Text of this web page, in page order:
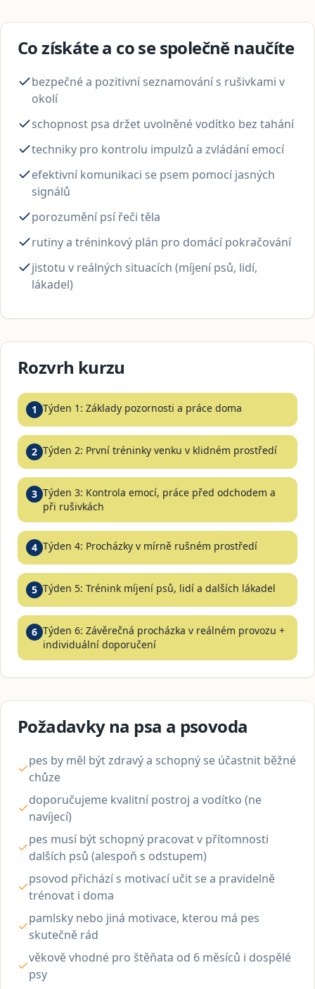
Co získáte a co se společně naučíte
bezpečné a pozitivní seznamování s rušivkami v
okolí
schopnost psa držet uvolněné vodítko bez tahání
techniky pro kontrolu impulzů a zvládání emocí
efektivní komunikaci se psem pomocí jasných
signálů
porozumění psí řeči těla
rutiny a tréninkový plán pro domácí pokračování
jistotu v reálných situacích (míjení psů, lidí,
lákadel)
Rozvrh kurzu
1 Týden 1: Základy pozornosti a práce doma
2 Týden 2: První tréninky venku v klidném prostředí
3 Týden 3: Kontrola emocí, práce před odchodem a
při rušivkách
4 Týden 4: Procházky v mírně rušném prostředí
5 Týden 5: Trénink míjení psů, lidí a dalších lákadel
6 Týden 6: Závěrečná procházka v reálném provozu +
individuální doporučení
Požadavky na psa a psovoda
pes by měl být zdravý a schopný se účastnit běžné
chůze
doporučujeme kvalitní postroj a vodítko (ne
navíjecí)
pes musí být schopný pracovat v přítomnosti
dalších psů (alespoň s odstupem)
psovod přichází s motivací učit se a pravidelně
trénovat i doma
pamlsky nebo jiná motivace, kterou má pes
skutečně rád
věkově vhodné pro štěňata od 6 měsíců i dospělé
psy